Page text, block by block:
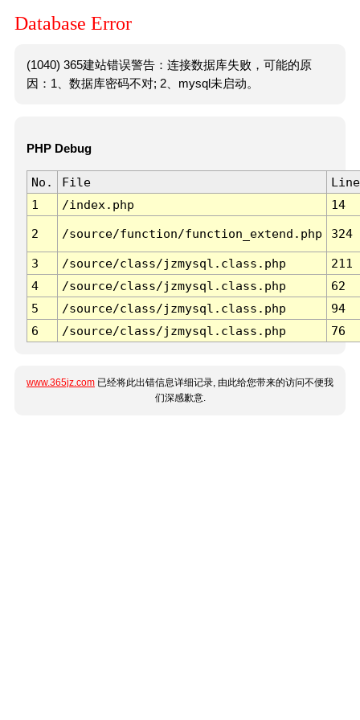
Database Error
(1040) 365建站错误警告：连接数据库失败，可能的原
因：1、数据库密码不对; 2、mysql未启动。
PHP Debug
No. File
Line
1
/index.php 14
2 /source/function/function_extend.php 324
3 /source/class/jzmysql.class.php
211
4
/source/class/jzmysql.class.php
62
5
/source/class/jzmysql.class.php
94
6
/source/class/jzmysql.class.php 76
www.365jz.com 已经将此出错信息详细记录, 由此给您带来的访问不便我
们深感歉意.